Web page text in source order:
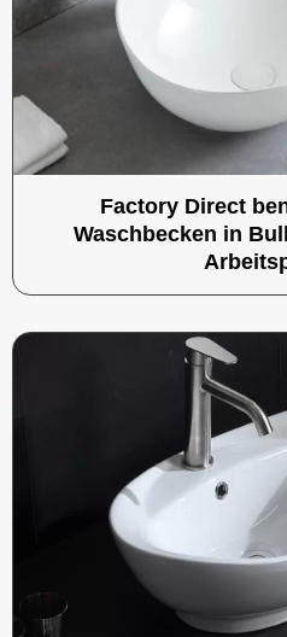
Factory Direct
Waschbecken in